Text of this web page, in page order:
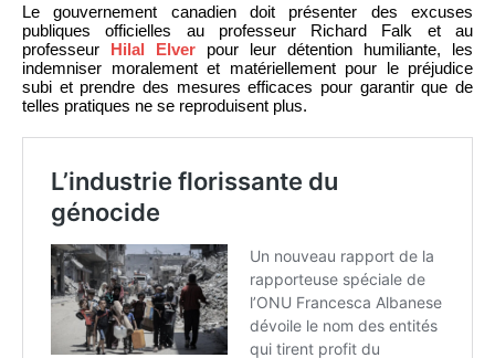
Le gouvernement canadien doit présenter des excuses
publiques officielles au professeur Richard Falk et au
professeur Hilal Elver pour leur détention humiliante, les
indemniser moralement et matériellement pour le préjudice
subi et prendre des mesures efficaces pour garantir que de
telles pratiques ne se reproduisent plus.